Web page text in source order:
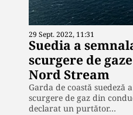
29 Sept. 2022, 11:31
Suedia a
scurgere de
Nord Stream
Garda de coastă suedeză
scurgere de gaz din
declarat un purtător…